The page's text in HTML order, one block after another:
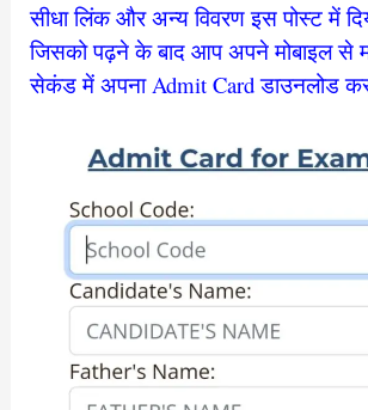
सीधा लिंक और अन्य विवरण इस पोस्ट में
जिसको पढ़ने के बाद आप अपने मोबाइल से
सेकंड में अपना Admit Card डाउनलोड